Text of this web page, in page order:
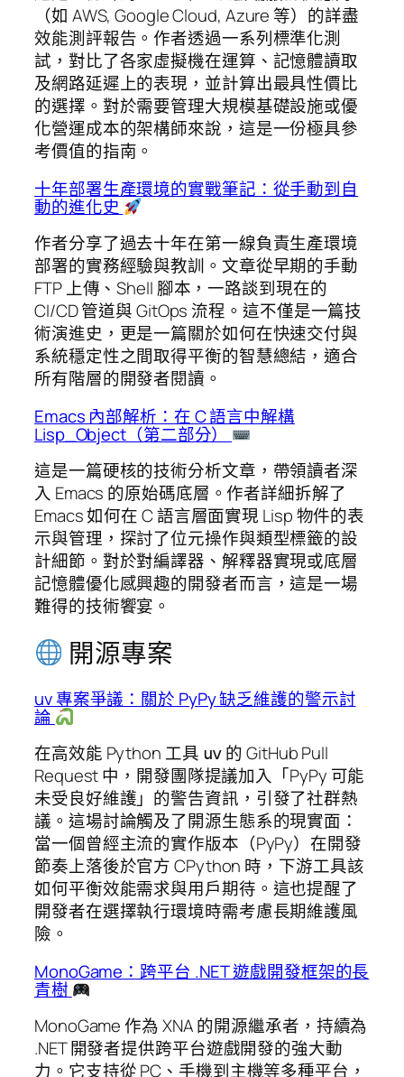
（如 AWS, Google Cloud, Azure 等）的詳盡
效能測評報告。作者透過一系列標準化測
試，對比了各家虛擬機在運算、記憶體讀取
及網路延遲上的表現，並計算出最具性價比
的選擇。對於需要管理大規模基礎設施或優
化營運成本的架構師來說，這是一份極具參
考價值的指南。
十年部署生產環境的實戰筆記：從手動到自
動的進化史
作者分享了過去十年在第一線負責生產環境
部署的實務經驗與教訓。文章從早期的手動
FTP 上傳、Shell 腳本，一路談到現在的
CI/CD 管道與 GitOps 流程。這不僅是一篇技
術演進史，更是一篇關於如何在快速交付與
系統穩定性之間取得平衡的智慧總結，適合
所有階層的開發者閱讀。
Emacs 內部解析：在 C 語言中解構
Lisp_Object（第二部分）
這是一篇硬核的技術分析文章，帶領讀者深
入 Emacs 的原始碼底層。作者詳細拆解了
Emacs 如何在 C 語言層面實現 Lisp 物件的表
示與管理，探討了位元操作與類型標籤的設
計細節。對於對編譯器、解釋器實現或底層
記憶體優化感興趣的開發者而言，這是一場
難得的技術饗宴。
開源專案
uv 專案爭議：關於 PyPy 缺乏維護的警示討
論
在高效能 Python 工具 uv 的 GitHub Pull
Request 中，開發團隊提議加入「PyPy 可能
未受良好維護」的警告資訊，引發了社群熱
議。這場討論觸及了開源生態系的現實面：
當一個曾經主流的實作版本（PyPy）在開發
節奏上落後於官方 CPython 時，下游工具該
如何平衡效能需求與用戶期待。這也提醒了
開發者在選擇執行環境時需考慮長期維護風
險。
MonoGame：跨平台 .NET 遊戲開發框架的長
青樹
MonoGame 作為 XNA 的開源繼承者，持續為
.NET 開發者提供跨平台遊戲開發的強大動
力。它支持從 PC、手機到主機等多種平台，